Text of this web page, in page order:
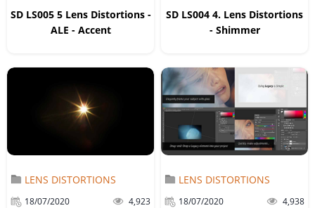
SD LS005 5 Lens Distortions -
ALE - Accent
SD LS004 4. Lens Distortions
- Shimmer
LENS DISTORTIONS
18/07/2020 4,923
LENS DISTORTIONS
18/07/2020 4,938